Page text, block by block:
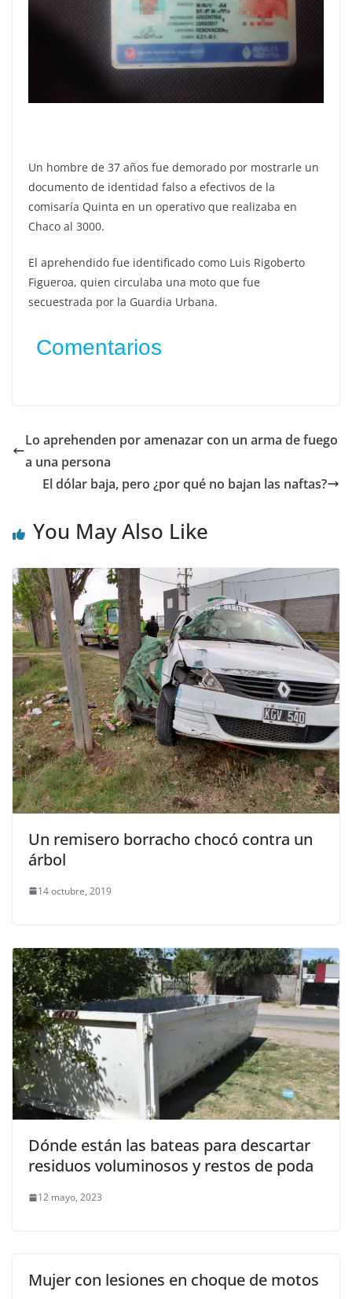
Un hombre de 37 años fue demorado por mostrarle un
documento de identidad falso a efectivos de la
comisaría Quinta en un operativo que realizaba en
Chaco al 3000.
El aprehendido fue identificado como Luis Rigoberto
Figueroa, quien circulaba una moto que fue
secuestrada por la Guardia Urbana.
Comentarios
Lo aprehenden por amenazar con un arma de fuego
a una persona
El dólar baja, pero ¿por qué no bajan las naftas?
You May Also Like
Un remisero borracho chocó contra un
árbol
14 octubre, 2019
Dónde están las bateas para descartar
residuos voluminosos y restos de poda
12 mayo, 2023
Mujer con lesiones en choque de motos